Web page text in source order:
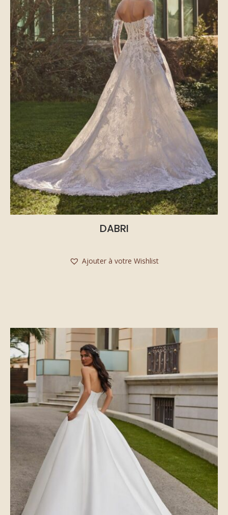
DABRI
Ajouter à votre Wishlist